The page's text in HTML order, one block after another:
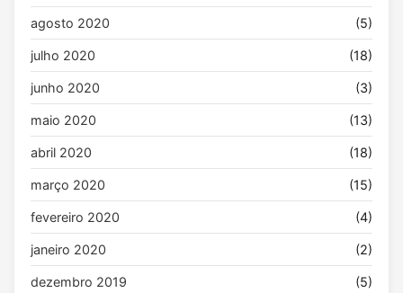
agosto 2020 (5)
julho 2020 (18)
junho 2020 (3)
maio 2020 (13)
abril 2020 (18)
março 2020 (15)
fevereiro 2020 (4)
janeiro 2020 (2)
dezembro 2019 (5)